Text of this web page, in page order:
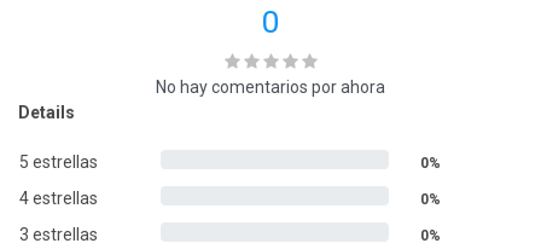
0
No hay comentarios por ahora
Details
5 estrellas 0%
4 estrellas 0%
3 estrellas 0%